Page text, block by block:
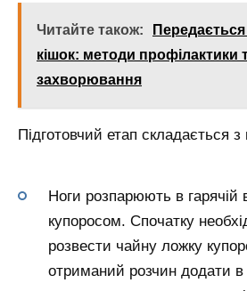
Читайте також:
кішок: методи профілактики
захворювання
Підготовчий етап складається з
Ноги розпарюють в гарячій
купоросом. Спочатку
розвести чайну ложку
отриманий розчин додати